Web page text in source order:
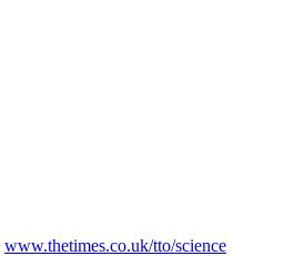
www.thetimes.co.uk/tto/science